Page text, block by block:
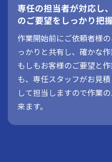
専任の担当者が対応し
のご要望をしっかり把握
作業開始前にご依頼者様
っかりと共有し、確かな作
もしもお客様のご要望と
も、専任スタッフがお見
して担当しますので作業
来ます。